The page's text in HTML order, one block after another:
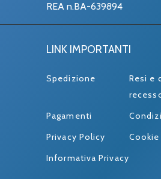
REA n.BA-639894
LINK IMPORTANTI
Spedizione
Resi e
Pagamenti
Privacy Policy
Informativa Privacy